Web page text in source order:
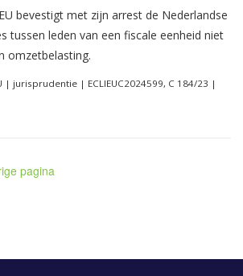
bevestigt met zijn arrest de Nederlandse
tussen leden van een fiscale eenheid niet
omzetbelasting.
| jurisprudentie | ECLIEUC2024599, C 184/23 |
pagina